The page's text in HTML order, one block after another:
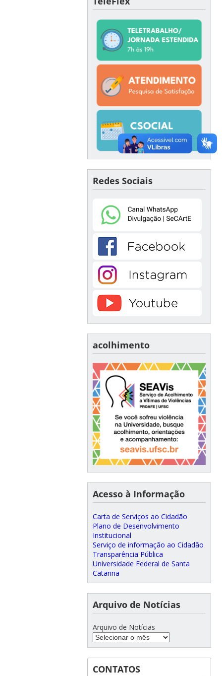
Redes Sociais
acolhimento
Acesso à Informação
Carta de Serviços ao Cidadão
Plano de Desenvolvimento
Institucional
Serviço de informação ao Cidadão
Transparência Pública
Universidade Federal de Santa
Catarina
Arquivo de Notícias
Arquivo de Notícias
CONTATOS